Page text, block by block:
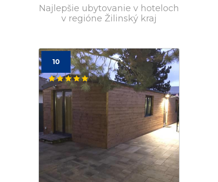
Najlepšie ubytovanie v hoteloch
v regióne Žilinský kraj
10